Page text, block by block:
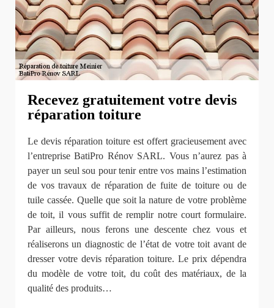
Recevez gratuitement votre devis
réparation toiture
Le devis réparation toiture est offert gracieusement avec
l’entreprise BatiPro Rénov SARL. Vous n’aurez pas à
payer un seul sou pour tenir entre vos mains l’estimation
de vos travaux de réparation de fuite de toiture ou de
tuile cassée. Quelle que soit la nature de votre problème
de toit, il vous suffit de remplir notre court formulaire.
Par ailleurs, nous ferons une descente chez vous et
réaliserons un diagnostic de l’état de votre toit avant de
dresser votre devis réparation toiture. Le prix dépendra
du modèle de votre toit, du coût des matériaux, de la
qualité des produits…